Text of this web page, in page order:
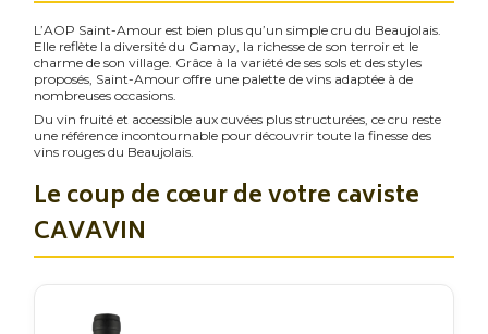
L’AOP Saint-Amour est bien plus qu’un simple cru du Beaujolais.
Elle reflète la diversité du Gamay, la richesse de son terroir et le
charme de son village. Grâce à la variété de ses sols et des styles
proposés, Saint-Amour offre une palette de vins adaptée à de
nombreuses occasions.
Du vin fruité et accessible aux cuvées plus structurées, ce cru reste
une référence incontournable pour découvrir toute la finesse des
vins rouges du Beaujolais.
Le coup de cœur de votre caviste
CAVAVIN